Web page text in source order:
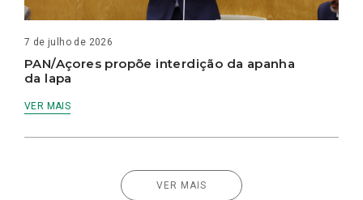
7 de julho de 2026
PAN/Açores propõe interdição da apanha
da lapa
VER MAIS
VER MAIS